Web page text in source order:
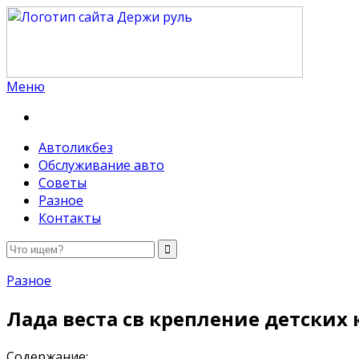
Меню
Автоликбез
Обслуживание авто
Советы
Разное
Контакты
Разное
Лада веста св крепление детских